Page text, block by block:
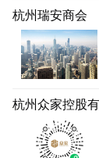
杭州瑞安商会
杭州众家控股